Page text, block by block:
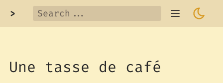
>
Une tasse de café